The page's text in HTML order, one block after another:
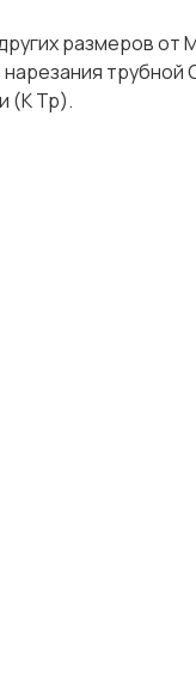
размеров от
трубной
(К Тр).